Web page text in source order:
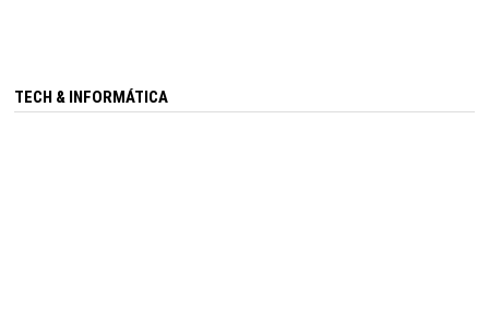
TECH & INFORMÁTICA